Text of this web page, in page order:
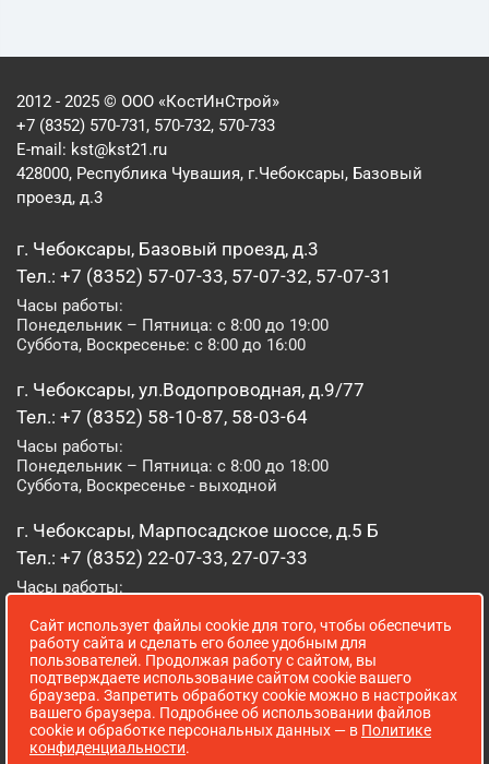
2012 - 2025 © ООО «КостИнСтрой»
+7 (8352) 570-731, 570-732, 570-733
E-mail: kst@kst21.ru
428000, Республика Чувашия, г.Чебоксары, Базовый
проезд, д.3
г. Чебоксары, Базовый проезд, д.3
Тел.: +7 (8352) 57-07-33, 57-07-32, 57-07-31
Часы работы:
Понедельник – Пятница: с 8:00 до 19:00
Суббота, Воскресенье: с 8:00 до 16:00
г. Чебоксары, ул.Водопроводная, д.9/77
Тел.: +7 (8352) 58-10-87, 58-03-64
Часы работы:
Понедельник – Пятница: с 8:00 до 18:00
Суббота, Воскресенье - выходной
г. Чебоксары, Марпосадское шоссе, д.5 Б
Тел.: +7 (8352) 22-07-33, 27-07-33
Часы работы:
Суббота, Воскресенье: с 8:00 до 16:00
г. Йошкар-Ола, ул. Луначарского, д. 52 А
Тел.: (8362) 41-07-31
Часы работы:
Понедельник – Пятница: с 8:00 до 18:00
Сайт использует файлы cookie для того, чтобы обеспечить
работу сайта и сделать его более удобным для
пользователей. Продолжая работу с сайтом, вы
подтверждаете использование сайтом cookie вашего
браузера. Запретить обработку cookie можно в настройках
вашего браузера. Подробнее об использовании файлов
cookie и обработке персональных данных — в Политике
конфиденциальности.